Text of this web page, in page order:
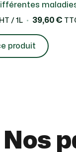
HT / 1L 39,60 €
produit
Nos